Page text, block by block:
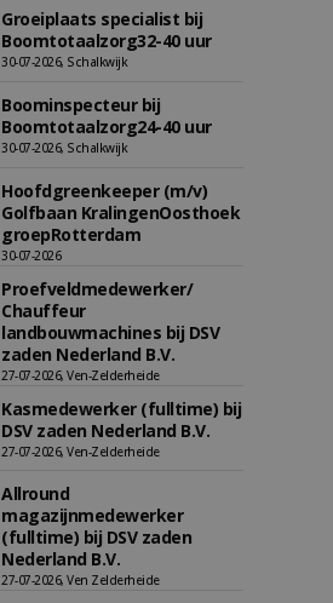
Groeiplaats specialist bij
Boomtotaalzorg32-40 uur
30-07-2026, Schalkwijk
Boominspecteur bij
Boomtotaalzorg24-40 uur
30-07-2026, Schalkwijk
Hoofdgreenkeeper (m/v)
Golfbaan KralingenOosthoek
groepRotterdam
30-07-2026
Proefveldmedewerker/
Chauffeur
landbouwmachines bij DSV
zaden Nederland B.V.
27-07-2026, Ven-Zelderheide
Kasmedewerker (fulltime) bij
DSV zaden Nederland B.V.
27-07-2026, Ven-Zelderheide
Allround
magazijnmedewerker
(fulltime) bij DSV zaden
Nederland B.V.
27-07-2026, Ven Zelderheide